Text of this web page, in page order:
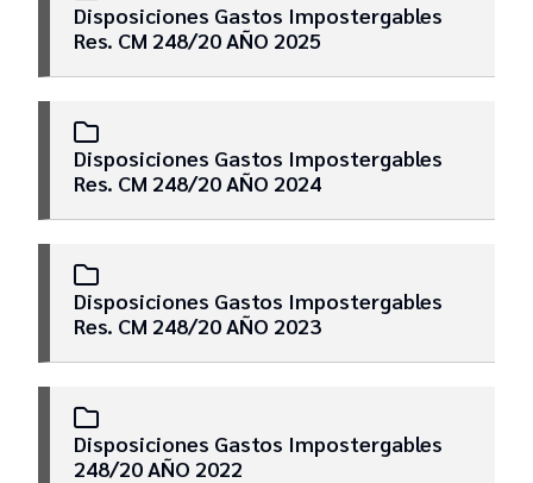
Dirección General de Informática y Tecnología
Dirección de Seguridad
Dirección General de Servicios Generales y
Obras Menores
Oficina de Integridad Pública
Disposiciones Gastos Impostergables
Res. CM 248/20 AÑO 2025
Disposiciones Gastos Impostergables
Res. CM 248/20 AÑO 2024
Disposiciones Gastos Impostergables
Res. CM 248/20 AÑO 2023
Disposiciones Gastos Impostergables
248/20 AÑO 2022